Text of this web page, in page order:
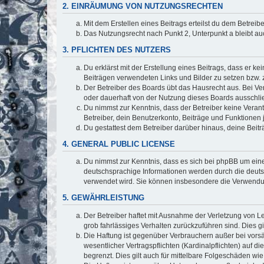
2. EINRÄUMUNG VON NUTZUNGSRECHTEN
Mit dem Erstellen eines Beitrags erteilst du dem
Das Nutzungsrecht nach Punkt 2, Unterpunkt a bleibt
3. PFLICHTEN DES NUTZERS
Du erklärst mit der Erstellung eines Beitrags, dass er
Beiträgen verwendeten Links und Bilder zu setzen bzw.
Der Betreiber des Boards übt das Hausrecht aus. Bei
oder dauerhaft von der Nutzung dieses Boards
Du nimmst zur Kenntnis, dass der Betreiber keine
Betreiber, dein Benutzerkonto, Beiträge und
Du gestattest dem Betreiber darüber hinaus, deine
4. GENERAL PUBLIC LICENSE
Du nimmst zur Kenntnis, dass es sich bei phpBB um
deutschsprachige Informationen werden durch die
verwendet wird. Sie können insbesondere die
5. GEWÄHRLEISTUNG
Der Betreiber haftet mit Ausnahme der Verletzung von
grob fahrlässiges Verhalten zurückzuführen sind. Dies
Die Haftung ist gegenüber Verbrauchern außer bei
wesentlicher Vertragspflichten (Kardinalpflichten) auf
begrenzt. Dies gilt auch für mittelbare Folgeschäden